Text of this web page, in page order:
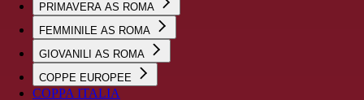
PRIMAVERA AS ROMA
FEMMINILE AS ROMA
GIOVANILI AS ROMA
COPPE EUROPEE
COPPA ITALIA